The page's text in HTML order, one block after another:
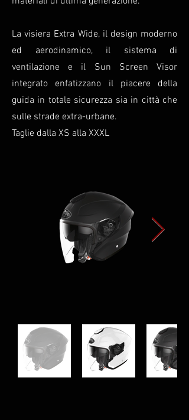
La visiera Extra Wide, il design moderno
ed aerodinamico, il sistema di
ventilazione e il Sun Screen Visor
integrato enfatizzano il piacere della
guida in totale sicurezza sia in città che
sulle strade extra-urbane.
Taglie dalla XS alla XXXL